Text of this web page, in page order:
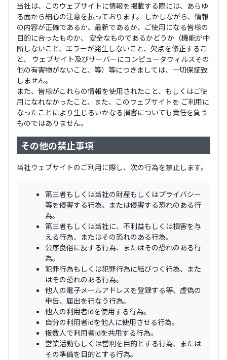
当社は、このウェブサイトに情報を掲載する際には、あらゆ
る面から細心の注意を払っております。 しかしながら、情報
の内容が正確であるか、最新であるか、ご使用になる皆様の
目的に合ったものか、 安全なものであるかどうか（機能が中
断しないこと、エラーが発生しないこと、欠点を修正するこ
と、 ウェブサイト及びサーバーにコンピュータウィルスその
他の有害物がないこと、等）等につきましては、一切保証致
しません。
また、皆様がこれらの情報を使用されたこと、もしくはご使
用になれなかったこと、また、このウェブサイトを ご利用に
なったことにより生じるいかなる損害についても責任を負う
ものではありません。
その他の禁止事項
当社ウェブサイトのご利用に際し、次の行為を禁止します。
第三者もしくは当社の財産もしくはプライバシー
等を侵害する行為、または侵害する恐れのある行
為。
第三者もしくは当社に、不利益もしくは損害を与
える行為、またはその恐れのある行為。
公序良俗に反する行為、またはその恐れのある行
為。
犯罪行為もしくは犯罪行為に結びつく行為、また
はその恐れのある行為。
他人の電子メールアドレスを登録する等、虚偽の
申告、届出を行なう行為。
他人の利用者idを使用する行為。
自分の利用者idを他人に使用させる行為。
複数人で利用者idを共用する行為。
営業活動もしくは営利を目的とする行為、または
その準備を目的とする行為。